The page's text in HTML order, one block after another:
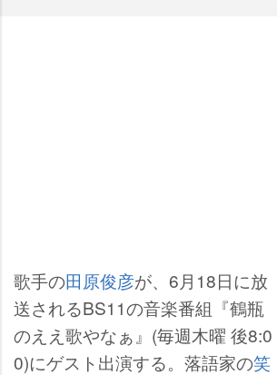
歌手の田原俊彦が、6月18日に放
送されるBS11の音楽番組『鶴瓶
のええ歌やなぁ』(毎週木曜 後8:0
0)にゲスト出演する。落語家の笑